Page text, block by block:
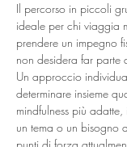
Il percorso in piccoli
ideale per chi viaggia
prendere un impegno
non desidera far
Un approccio
determinare insieme
mindfulness più
un tema o un bisogno